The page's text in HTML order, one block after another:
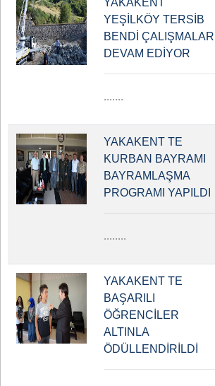
YEŞİLKÖY TERSİB
BENDİ ÇALIŞMALARI
DEVAM EDİYOR
.......
YAKAKENT TE
KURBAN BAYRAMI
BAYRAMLAŞMA
PROGRAMI YAPILDI
........
YAKAKENT TE
BAŞARILI
ÖĞRENCİLER
ALTINLA
ÖDÜLLENDİRİLDİ